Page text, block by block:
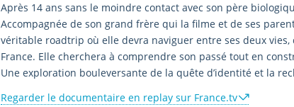
Après 14 ans sans le moindre contact avec son père
Accompagnée de son grand frère qui la filme et de ses
véritable roadtrip où elle devra naviguer entre ses deux
France. Elle cherchera à comprendre son passé tout en
Une exploration bouleversante de la quête d’identité et la
Regarder le documentaire en replay sur France.tv